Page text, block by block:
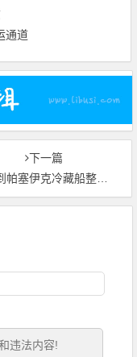
通道
下一篇
克冷藏船整舱运输全封闭海运通道